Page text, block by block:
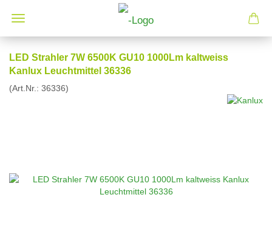
LED Strahler 7W 6500K GU10 1000Lm kaltweiss
Kanlux Leuchtmittel 36336
(Art.Nr.: 36336)